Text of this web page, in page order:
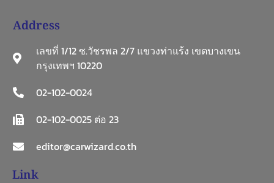
Address
เลขที่ 1/12 ซ.วัชรพล 2/7 แขวงท่าแร้ง เขตบางเขน
กรุงเทพฯ 10220
02-102-0024
02-102-0025 ต่อ 23
editor@carwizard.co.th
Link